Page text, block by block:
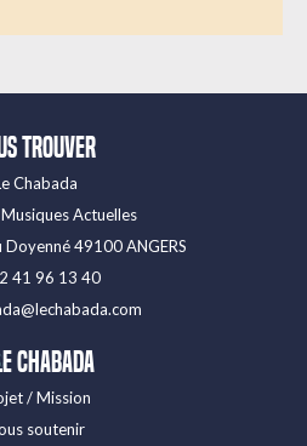
trouver
Chabada
Actuelles
49100 ANGERS
41 96 13 40
CHABADA
/ Mission
soutenir